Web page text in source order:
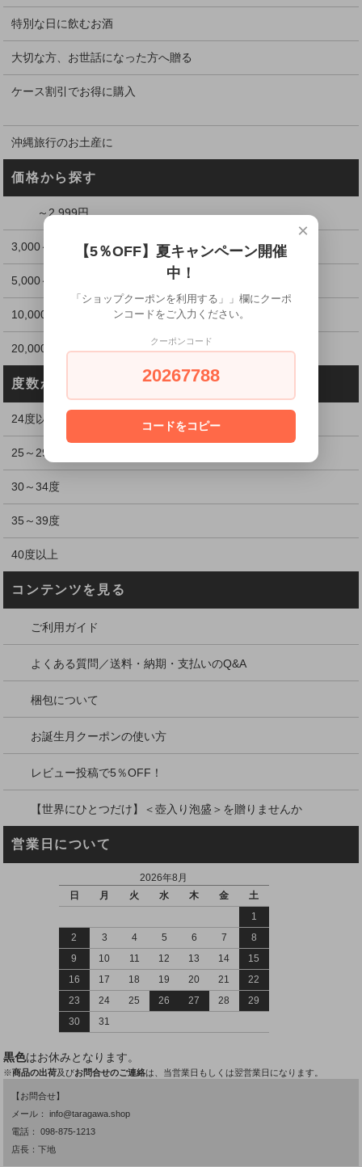
特別な日に飲むお酒
大切な方、お世話になった方へ贈る
ケース割引でお得に購入
沖縄旅行のお土産に
価格から探す
～2,999円
3,000～4,999円
5,000～9,999円
10,000～19,999円
20,000円以上
度数から探す
24度以下
25～29度
30～34度
35～39度
40度以上
コンテンツを見る
ご利用ガイド
よくある質問／送料・納期・支払いのQ&A
梱包について
お誕生月クーポンの使い方
レビュー投稿で5％OFF！
【世界にひとつだけ】＜壺入り泡盛＞を贈りませんか
営業日について
2026年8月
日
月 火 水 木 金
土
1
2
3 4 5 6 7
8
9
10 11 12 13 14
15
16
17 18 19 20 21
22
23
24 25 26 27 28
29
30
31
黒色はお休みとなります。
※商品の出荷及びお問合せのご連絡は、当営業日もしくは翌営業日になります。
【お問合せ】
メール：info@taragawa.shop
電話：098-875-1213
店長：下地
×
【5％OFF】夏キャンペーン開催
中！
「ショップクーポンを利用する」」欄にクーポ
ンコードをご入力ください。
クーポンコード
20267788
コードをコピー